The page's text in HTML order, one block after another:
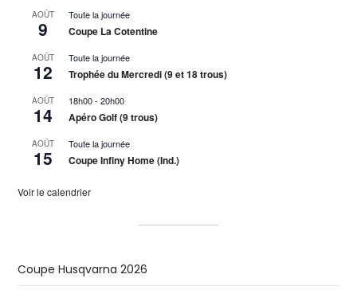
AOÛT
9
Toute la journée
Coupe La Cotentine
AOÛT
12
Toute la journée
Trophée du Mercredi (9 et 18 trous)
AOÛT
14
18h00-20h00
Apéro Golf (9 trous)
AOÛT
15
Toute la journée
Coupe Infiny Home (Ind.)
Voir le calendrier
Coupe Husqvarna 2026